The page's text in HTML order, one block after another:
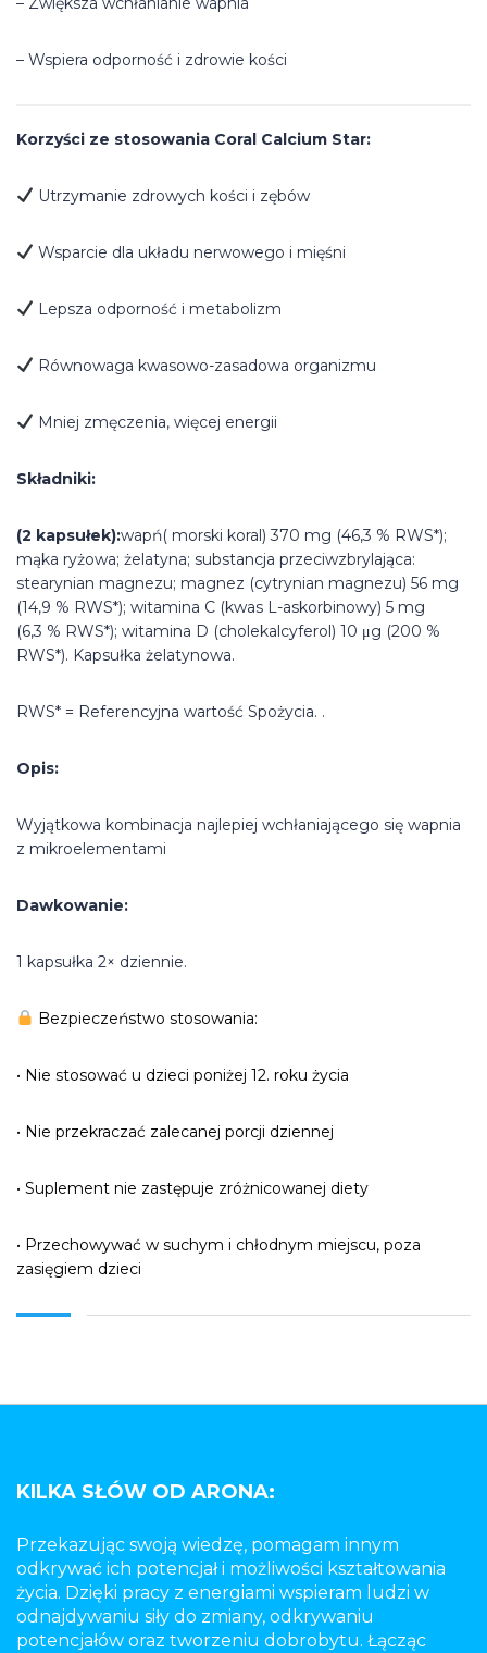
– Wspiera odporność i zdrowie kości
Korzyści ze stosowania Coral Calcium Star:
Utrzymanie zdrowych kości i zębów
Wsparcie dla układu nerwowego i mięśni
Lepsza odporność i metabolizm
Równowaga kwasowo-zasadowa organizmu
Mniej zmęczenia, więcej energii
Składniki:
(2 kapsułek):wapń( morski koral) 370 mg (46,3 % RWS*);
mąka ryżowa; żelatyna; substancja przeciwzbrylająca:
stearynian magnezu; magnez (cytrynian magnezu) 56 mg
(14,9 % RWS*); witamina C (kwas L-askorbinowy) 5 mg
(6,3 % RWS*); witamina D (cholekalcyferol) 10 μg (200 %
RWS*). Kapsułka żelatynowa.
RWS* = Referencyjna wartość Spożycia. .
Opis:
Wyjątkowa kombinacja najlepiej wchłaniającego się wapnia
z mikroelementami
Dawkowanie:
1 kapsułka 2× dziennie.
Bezpieczeństwo stosowania:
• Nie stosować u dzieci poniżej 12. roku życia
• Nie przekraczać zalecanej porcji dziennej
• Suplement nie zastępuje zróżnicowanej diety
• Przechowywać w suchym i chłodnym miejscu, poza
zasięgiem dzieci
KILKA SŁÓW OD ARONA:
Przekazując swoją wiedzę, pomagam innym
odkrywać ich potencjał i możliwości kształtowania
życia. Dzięki pracy z energiami wspieram ludzi w
odnajdywaniu siły do zmiany, odkrywaniu
potencjałów oraz tworzeniu dobrobytu. Łącząc